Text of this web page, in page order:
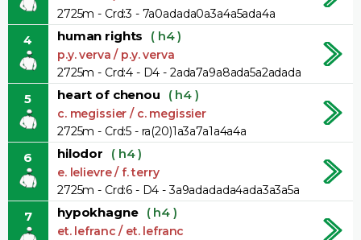
2725m - Crd:3 - 7a0adada0a3a4a5ada4a
4 human rights ( h4 )
p.y. verva / p.y. verva
2725m - Crd:4 - D4 - 2ada7a9a8ada5a2adada
5 heart of chenou ( h4 )
c. megissier / c. megissier
2725m - Crd:5 - ra(20)1a3a7a1a4a4a
6 hilodor ( h4 )
e. lelievre / f. terry
2725m - Crd:6 - D4 - 3a9adadada4ada3a3a5a
7 hypokhagne ( h4 )
et. lefranc / et. lefranc